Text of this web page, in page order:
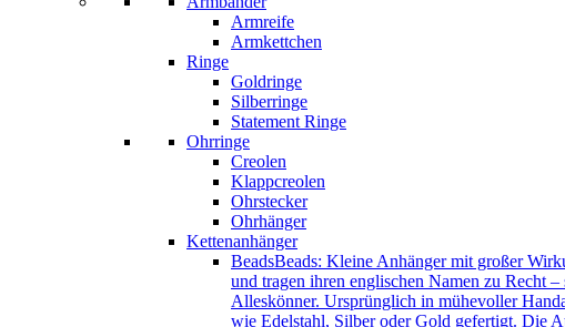
Armreife
Armkettchen
Ringe
Goldringe
Silberringe
Statement Ringe
Ohrringe
Creolen
Klappcreolen
Ohrstecker
Ohrhänger
Kettenanhänger
BeadsBeads: Kleine Anhänger mit großer
und tragen ihren englischen Namen zu Recht
Alleskönner. Ursprünglich in mühevoller
wie Edelstahl, Silber oder Gold gefertigt. Die